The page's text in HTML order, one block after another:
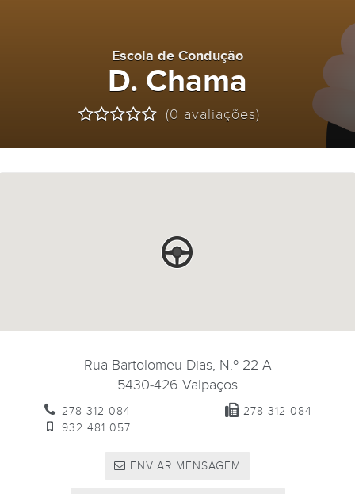
Escola de Condução
D. Chama
(0 avaliações)
Rua Bartolomeu Dias, N.º 22 A
5430-426 Valpaços
278 312 084
278 312 084
932 481 057
ENVIAR MENSAGEM